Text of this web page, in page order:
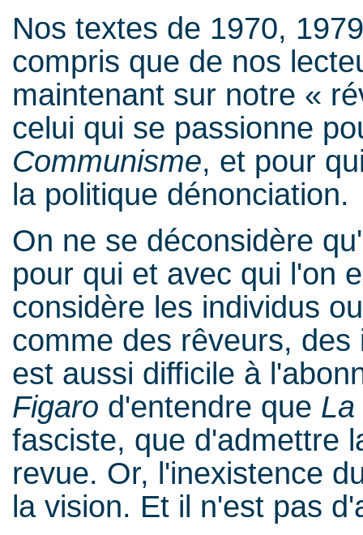
Nos textes de 1970,
compris que de nos
maintenant sur notre «
celui qui se passionne
Communisme, et pour
la politique dénonciation.
On ne se déconsidère
pour qui et avec qui l'on
considère les individus
comme des rêveurs,
est aussi difficile à
Figaro d'entendre que La
fasciste, que d'admettre
revue. Or, l'inexistence
la vision. Et il n'est pas